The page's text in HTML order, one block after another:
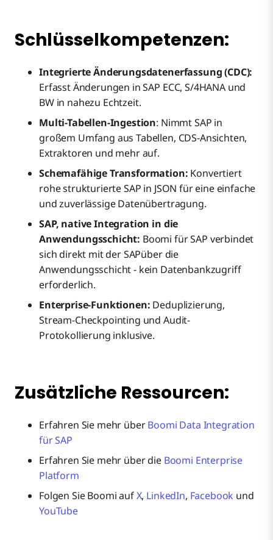
Schlüsselkompetenzen:
Integrierte Änderungsdatenerfassung (CDC):
Erfasst Änderungen in SAP ECC, S/4HANA und
BW in nahezu Echtzeit.
Multi-Tabellen-Ingestion: Nimmt SAP in
großem Umfang aus Tabellen, CDS-Ansichten,
Extraktoren und mehr auf.
Schemafähige Transformation: Konvertiert
rohe strukturierte SAP in JSON für eine einfache
und zuverlässige Datenübertragung.
SAP, native Integration in die
Anwendungsschicht: Boomi für SAP verbindet
sich direkt mit der SAPüber die
Anwendungsschicht - kein Datenbankzugriff
erforderlich.
Enterprise-Funktionen: Deduplizierung,
Stream-Checkpointing und Audit-
Protokollierung inklusive.
Zusätzliche Ressourcen:
Erfahren Sie mehr überBoomi Data Integration
für SAP
Erfahren Sie mehr über die Boomi Enterprise
Platform
Folgen Sie Boomi aufX, LinkedIn, Facebook und
YouTube